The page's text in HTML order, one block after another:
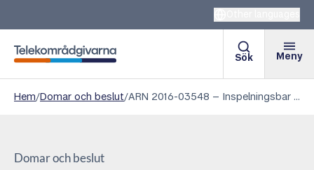
Telekområdgivarna
Sök Meny
Hem/Domar och beslut/ ARN 2016-03548 – Inspelningsbar box en del av tjänsten
Domar och beslut